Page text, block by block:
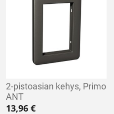
2-pistoasian kehys, Primo
ANT
13,96 €